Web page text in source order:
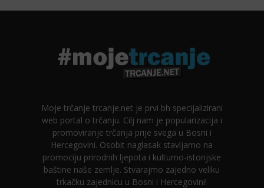
Moje trčanje trcanje.net je prvi bh specijalizirani
web portal o trčanju. Cilj nam je popularizacija i
promoviranje trčanja prije svega u Bosni i
Hercegovini. Osobit naglasak stavljamo na
promociju prirodnih ljepota i kulturno-istorijske
baštine naše zemlje. Stvarajmo zajedno veliku
trkačku zajednicu u Bosni i Hercegovini!